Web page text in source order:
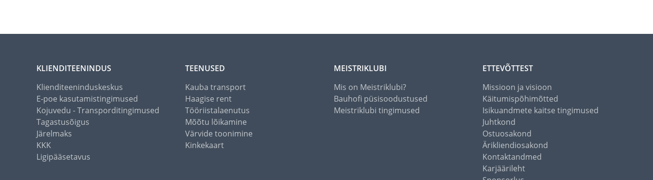
KLIENDITEENINDUS
Klienditeeninduskeskus
E-poe kasutamistingimused
Kojuvedu - Transporditingimused
Tagastusõigus
Järelmaks
KKK
Ligipääsetavus
TEENUSED
Kauba transport
Haagise rent
Tööriistalaenutus
Mõõtu lõikamine
Värvide toonimine
Kinkekaart
MEISTRIKLUBI
Mis on Meistriklubi?
Bauhofi püsisoodustused
Meistriklubi tingimused
ETTEVÕTTEST
Missioon ja visioon
Käitumispõhimõtted
Isikuandmete kaitse tingimused
Juhtkond
Ostuosakond
Ärikliendiosakond
Kontaktandmed
Karjäärileht